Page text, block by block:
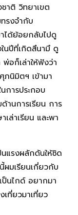
าติ วิทยาเขต
รงจำกับ
ได้ย้อยกลับไปดู
นปีที่เกิดสึนามึ ดู
อก็เล่าให้ฟังว่า
ภนิมิตฯ เข้ามา
การประกอบ
านการเรียน การ
ล่าเรียน และพา
แรงผลักดันให้ซิด
มเรียนเกี่ยวกับ
ป็นไกด์ อยากมา
ที่ยวมาเที่ยว